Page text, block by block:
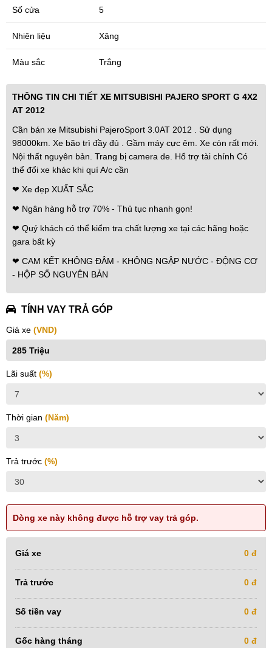
Số cửa 5
Nhiên liệu Xăng
Màu sắc Trắng
THÔNG TIN CHI TIẾT XE MITSUBISHI PAJERO SPORT G 4X2
AT 2012
Cần bán xe Mitsubishi PajeroSport 3.0AT 2012 . Sử dụng
98000km. Xe bão trì đầy đủ . Gầm máy cực êm. Xe còn rất mới.
Nội thất nguyên bản. Trang bị camera de. Hổ trợ tài chính Có
thể đổi xe khác khi quí A/c cần
❤ Xe đẹp XUẤT SẮC
❤ Ngân hàng hỗ trợ 70% - Thủ tục nhanh gọn!
❤ Quý khách có thể kiểm tra chất lượng xe tại các hãng hoặc
gara bất kỳ
❤ CAM KẾT KHÔNG ĐÂM - KHÔNG NGẬP NƯỚC - ĐỘNG CƠ
- HỘP SỐ NGUYÊN BẢN
TÍNH VAY TRẢ GÓP
Giá xe (VND)
Lãi suất (%)
Thời gian (Năm)
Trả trước (%)
Dòng xe này không được hỗ trợ vay trả góp.
Giá xe 0 đ
Trả trước 0 đ
Số tiền vay 0 đ
Gốc hàng tháng 0 đ